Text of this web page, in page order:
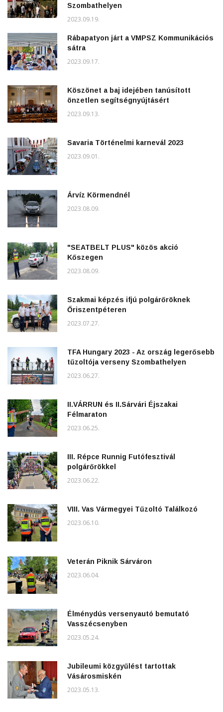
Szombathelyen
2023.09.19.
Rábapatyon járt a VMPSZ Kommunikációs
sátra
2023.09.17.
Köszönet a baj idejében tanúsított
önzetlen segítségnyújtásért
2023.09.13.
Savaria Történelmi karnevál 2023
2023.09.01.
Árvíz Körmendnél
2023.08.09.
"SEATBELT PLUS" közös akció
Kőszegen
2023.08.09.
Szakmai képzés ifjú polgárőröknek
Őriszentpéteren
2023.07.27.
TFA Hungary 2023 - Az ország legerősebb
tűzoltója verseny Szombathelyen
2023.06.27.
II.VÁRRUN és II.Sárvári Éjszakai
Félmaraton
2023.06.25.
III. Répce Runnig Futófesztivál
polgárőrökkel
2023.06.22.
VIII. Vas Vármegyei Tűzoltó Találkozó
2023.06.10.
Veterán Piknik Sárváron
2023.06.04.
Élménydús versenyautó bemutató
Vasszécsenyben
2023.05.24.
Jubileumi közgyűlést tartottak
Vásárosmiskén
2023.05.13.